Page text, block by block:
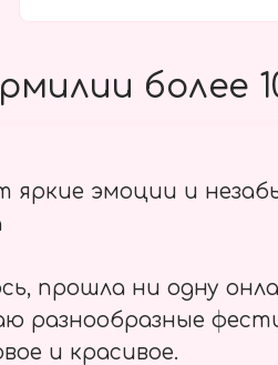
более
яркие эмоции и
прошла ни одну
разнообразные
и красивое.